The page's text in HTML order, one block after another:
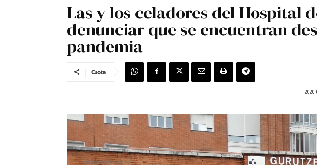
Las y los celadores del Hospital
denunciar que se encuentran
pandemia
Cuota
2020-